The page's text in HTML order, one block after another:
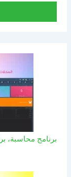
برنامج محاسبة،